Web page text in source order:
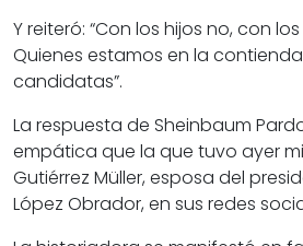
Y reiteró: “Con los hijos no, con
Quienes estamos en la
candidatas”.
La respuesta de Sheinbaum
empática que la que tuvo ayer
Gutiérrez Müller, esposa del
López Obrador, en sus redes